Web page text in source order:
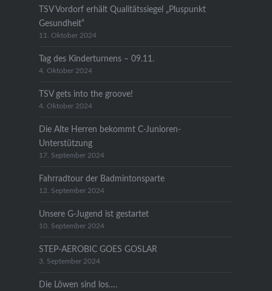
TSV Vordorf erhält Qualitätssiegel „Pluspunkt
Gesundheit“
11. Oktober 2024
Tag des Kinderturnens – 09.11.
4. Oktober 2024
TSV gets into the groove!
4. Oktober 2024
Die Alte Herren bekommt C-Junioren-
Unterstützung
17. September 2024
Fahrradtour der Badmintonsparte
12. September 2024
Unsere G-Jugend ist gestartet
10. September 2024
STEP-AEROBIC GOES GOSLAR
3. September 2024
Die Löwen sind los….